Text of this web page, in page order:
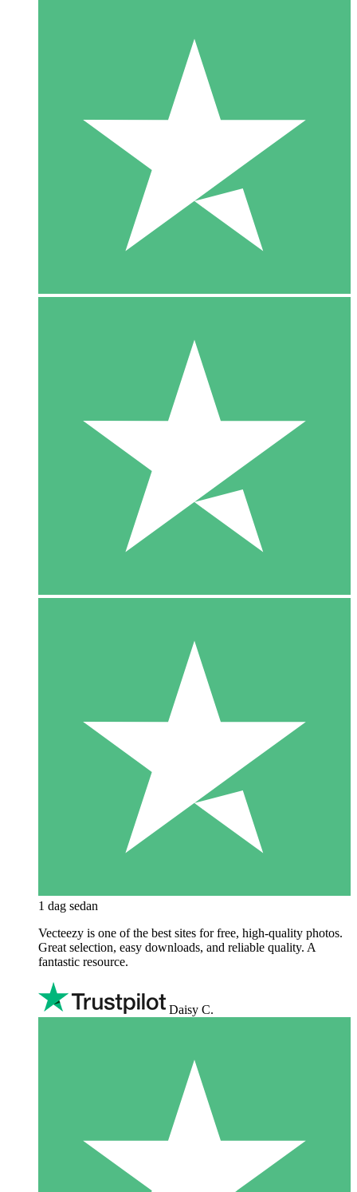
1 dag sedan
Vecteezy is one of the best sites for free, high‑quality photos.
Great selection, easy downloads, and reliable quality. A
fantastic resource.
Daisy C.